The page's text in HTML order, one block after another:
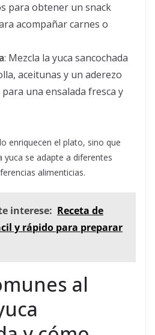
para obtener un snack
acompañar carnes o
: Mezcla la yuca sancochada
aceitunas y un aderezo
una ensalada fresca y
enriquecen el plato, sino que
se adapte a diferentes
alimenticias.
interese: Receta de
y rápido para preparar
al